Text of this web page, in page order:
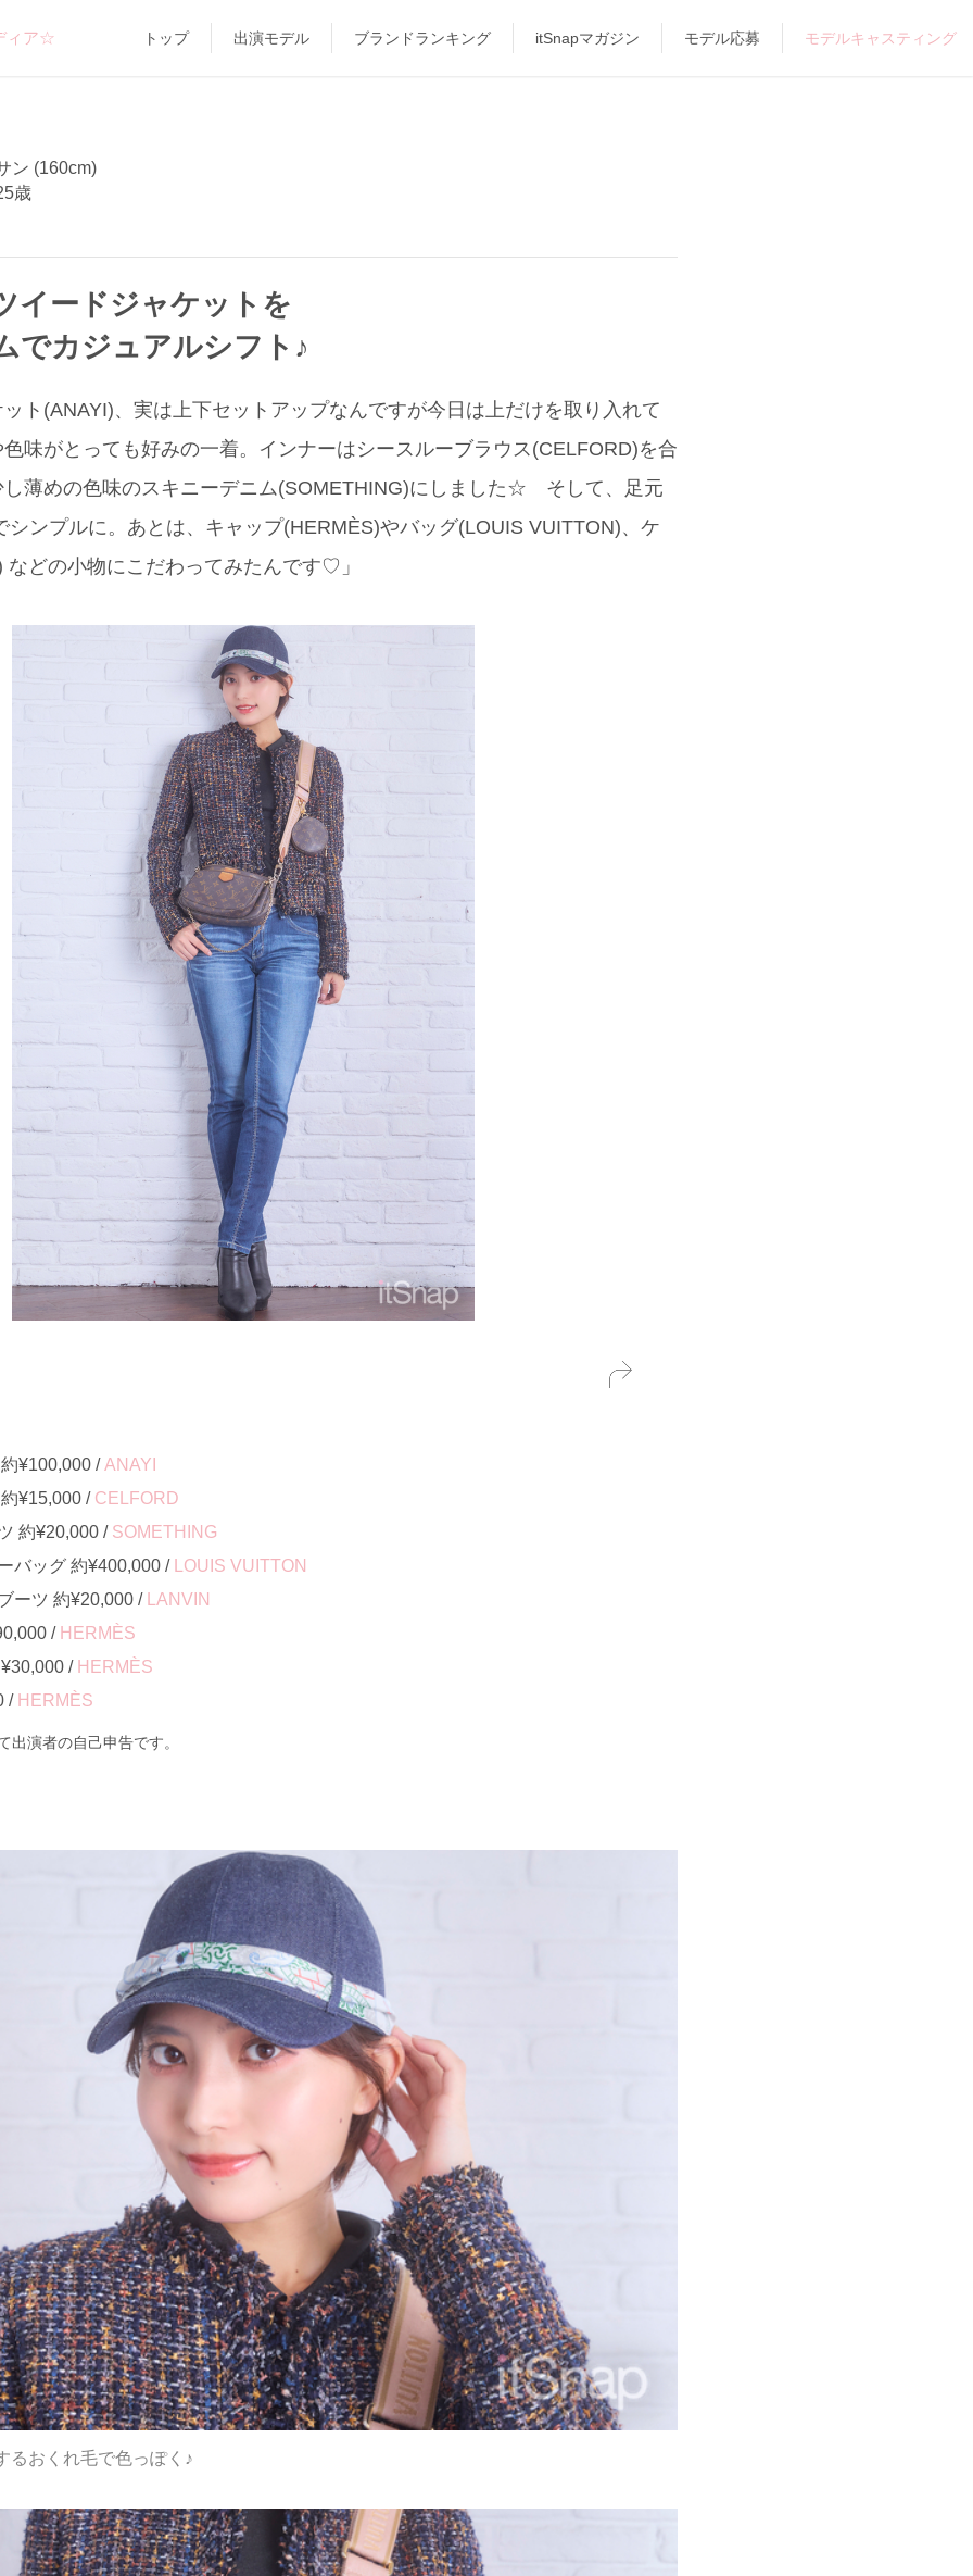
ィア☆ トップ 出演モデル ブランドランキング itSnapマガジン モデル応募 モデルキャスティング
ン (160cm)
歳
イードジャケットを
でカジュアルシフト♪
ト(ANAYI)、実は上下セットアップなんですが今日は上だけを取り入れて
味がとっても好みの一着。インナーはシースルーブラウス(CELFORD)を合
し薄めの色味のスキニーデニム(SOMETHING)にしました☆ そして、足元
シンプルに。あとは、キャップ(HERMÈS)やバッグ(LOUIS VUITTON)、ケ
どの小物にこだわってみたんです♡」
¥100,000 /ANAYI
¥15,000 / CELFORD
約¥20,000 / SOMETHING
バッグ 約¥400,000 /
LOUIS VUITTON
ーツ 約¥20,000 /
LANVIN
/ HERMÈS
/ HERMÈS
/ HERMÈS
演者の自己申告です。
るおくれ毛で色っぽく♪